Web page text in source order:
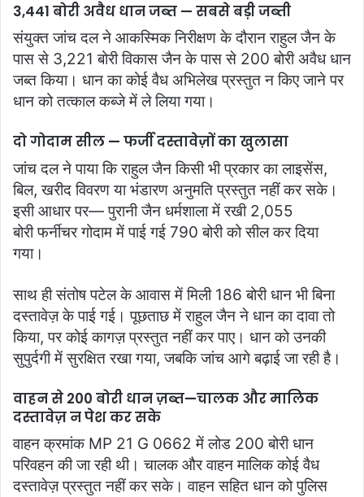
3,441 बोरी अवैध धान जब्त — सबसे बड़ी जब्ती
संयुक्त जांच दल ने आकस्मिक निरीक्षण के दौरान राहुल जैन के
पास से 3,221 बोरी विकास जैन के पास से 200 बोरी अवैध धान
जब्त किया। धान का कोई वैध अभिलेख प्रस्तुत न किए जाने पर
धान को तत्काल कब्जे में ले लिया गया।
दो गोदाम सील — फर्जी दस्तावेज़ों का खुलासा
जांच दल ने पाया कि राहुल जैन किसी भी प्रकार का लाइसेंस,
बिल, खरीद विवरण या भंडारण अनुमति प्रस्तुत नहीं कर सके।
इसी आधार पर— पुरानी जैन धर्मशाला में रखी 2,055
बोरी फर्नीचर गोदाम में पाई गई 790 बोरी को सील कर दिया
गया।
साथ ही संतोष पटेल के आवास में मिली 186 बोरी धान भी बिना
दस्तावेज़ के पाई गई। पूछताछ में राहुल जैन ने धान का दावा तो
किया, पर कोई कागज़ प्रस्तुत नहीं कर पाए। धान को उनकी
सुपुर्दगी में सुरक्षित रखा गया, जबकि जांच आगे बढ़ाई जा रही है।
वाहन से 200 बोरी धान ज़ब्त—चालक और मालिक
दस्तावेज़ न पेश कर सके
वाहन क्रमांक MP 21 G 0662 में लोड 200 बोरी धान
परिवहन की जा रही थी। चालक और वाहन मालिक कोई वैध
दस्तावेज़ प्रस्तुत नहीं कर सके। वाहन सहित धान को पुलिस